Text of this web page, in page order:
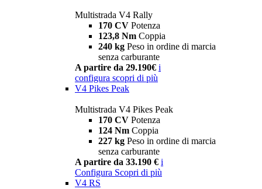
Multistrada V4 Rally
170 CV Potenza
123,8 Nm Coppia
240 kg Peso in ordine di marcia
senza carburante
A partire da 29.190€ i
configura scopri di più
V4 Pikes Peak
Multistrada V4 Pikes Peak
170 CV Potenza
124 Nm Coppia
227 kg Peso in ordine di marcia
senza carburante
A partire da 33.190 € i
Configura Scopri di più
V4 RS